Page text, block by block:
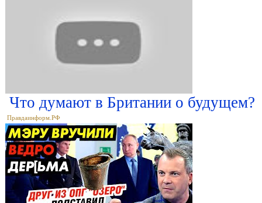
Что думают в Британии о будущем?
Правдаинформ.РФ